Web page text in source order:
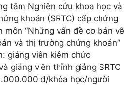
tâm Nghiên cứu khoa học và
khoán (SRTC) cấp chứng
môn “Những vấn đề cơ bản về
và thị trường chứng khoán”
giảng viên kiêm chức
giảng viên thỉnh giảng SRTC
đ/khóa học/người